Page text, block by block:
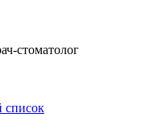
стоматолог